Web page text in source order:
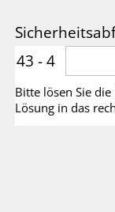
43 - 4
Bitte lösen Sie
Lösung in das